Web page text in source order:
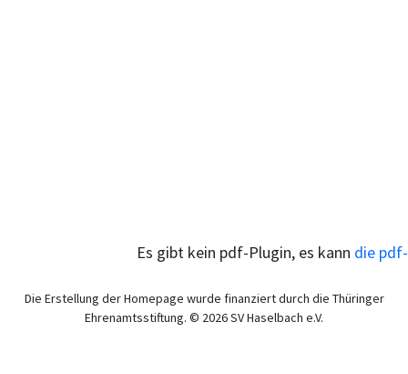
Es gibt kein pdf-Plugin, es kann die
Die Erstellung der Homepage wurde finanziert durch die Thüringer
Ehrenamtsstiftung. © 2026 SV Haselbach e.V.